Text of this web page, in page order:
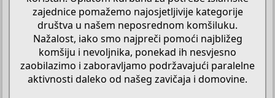
zajednice pomažemo najosjetljivije kategorije
društva u našem neposrednom komšiluku.
Nažalost, iako smo najpreči pomoći najbližeg
komšiju i nevoljnika, ponekad ih nesvjesno
zaobilazimo i zaboravljamo podržavajući paralelne
aktivnosti daleko od našeg zavičaja i domovine.